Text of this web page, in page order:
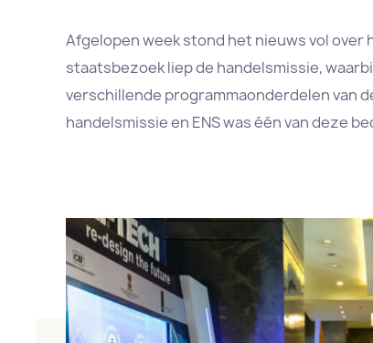
Afgelopen week stond het nieuws vol over
staatsbezoek liep de handelsmissie,
verschillende programmaonderdelen van
handelsmissie en ENS was één van deze